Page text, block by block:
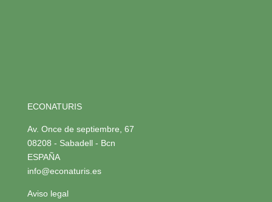
ECONATURIS
Av. Once de septiembre, 67
08208 - Sabadell - Bcn
ESPAÑA
info@econaturis.es
Aviso legal